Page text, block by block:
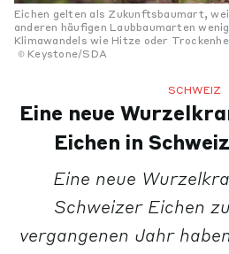
Eichen gelten als Zukunftsbaumart,
anderen häufigen Laubbaumarten
Klimawandels wie Hitze oder
Keystone/SDA
SCHWEIZ
Eine neue
Eichen in
Eine neue
Schweizer Eichen
vergangenen Jahr